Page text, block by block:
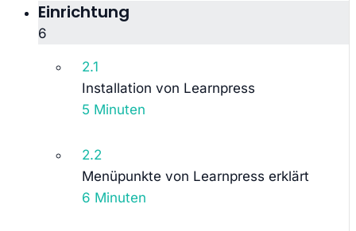
Einrichtung
6
2.1
Installation von Learnpress
5 Minuten
2.2
Menüpunkte von Learnpress erklärt
6 Minuten